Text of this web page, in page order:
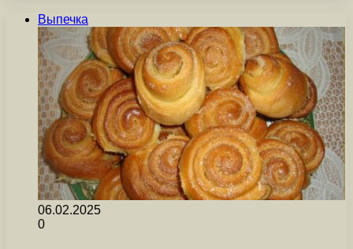
Выпечка
06.02.2025
0